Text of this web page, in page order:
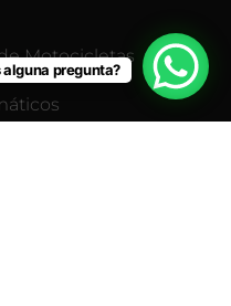
Motocicletas
alguna pregunta?